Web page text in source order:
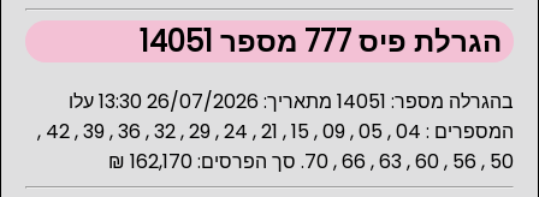
הגרלת פיס 777 מספר 14051
בהגרלה מספר: 14051 מתאריך: 26/07/2026 13:30 עלו
המספרים : 04 , 05 , 09 , 15 , 21 , 24 , 29 , 32 , 36 , 39 , 42 ,
50 , 56 , 60 , 63 , 66 , 70. סך הפרסים: 162,170 ₪